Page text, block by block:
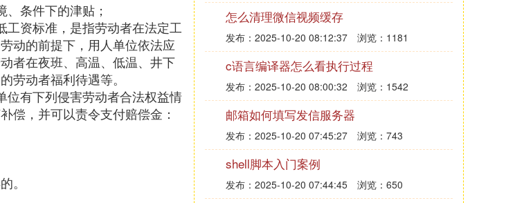
条件下的津贴；
资标准，是指劳动者在法定工
动的前提下，用人单位依法应
者在夜班、高温、低温、井下
劳动者福利待遇等。
位有下列侵害劳动者合法权益情
偿，并可以责令支付赔偿金：
。
怎么清理微信视频缓存
发布：2025-10-20 08:12:37 浏览：1181
c语言编译器怎么看执行过程
发布：2025-10-20 08:00:32 浏览：1542
邮箱如何填写发信服务器
发布：2025-10-20 07:45:27 浏览：743
shell脚本入门案例
发布：2025-10-20 07:44:45 浏览：650